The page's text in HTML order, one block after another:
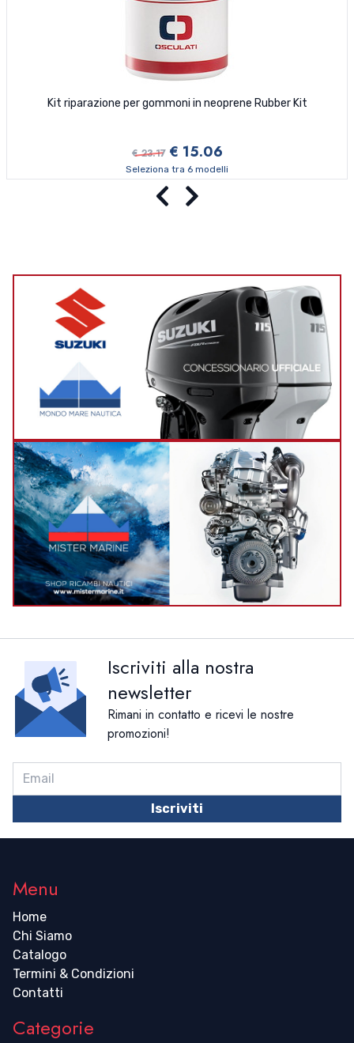
Kit riparazione per gommoni in neoprene Rubber Kit
€ 23.17 € 15.06
Seleziona tra 6 modelli
Iscriviti alla nostra
newsletter
Rimani in contatto e ricevi le nostre
promozioni!
Iscriviti
Menu
Home
Chi Siamo
Catalogo
Termini & Condizioni
Contatti
Categorie